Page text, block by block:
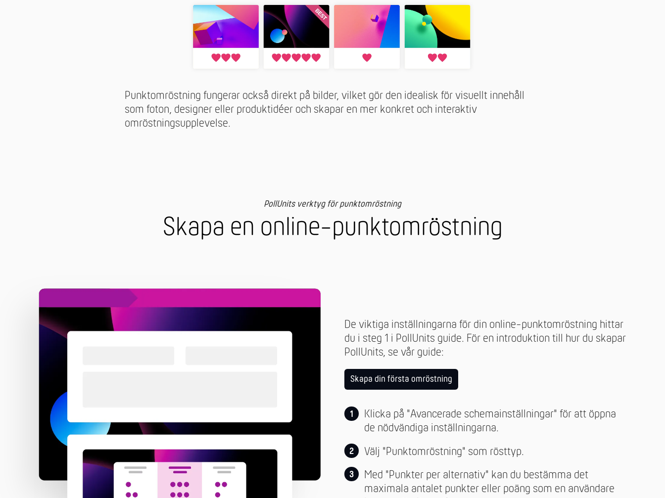
Punktomröstning fungerar också direkt på bilder, vilket gör den idealisk för visuellt innehåll
som foton, designer eller produktidéer och skapar en mer konkret och interaktiv
omröstningsupplevelse.
PollUnits verktyg för punktomröstning
Skapa en online-punktomröstning
De viktiga inställningarna för din online-punktomröstning hittar
du i steg 1 i PollUnits guide. För en introduktion till hur du skapar
PollUnits, se vår guide:
Skapa din första omröstning
Klicka på "Avancerade schemainställningar" för att öppna
de nödvändiga inställningarna.
Välj "Punktomröstning" som rösttyp.
Med "Punkter per alternativ" kan du bestämma det
maximala antalet punkter eller poäng som en användare